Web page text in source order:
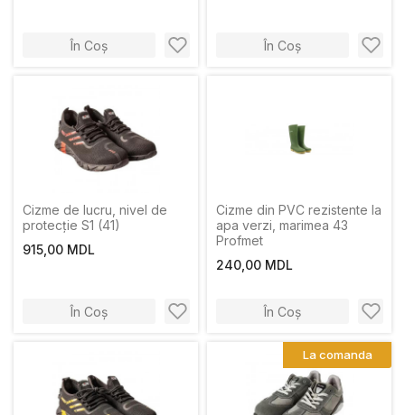
În Coș În Coș
Cizme de lucru, nivel de
protecție S1 (41)
915,00 MDL
În Coș
Cizme din PVC rezistente la
apa verzi, marimea 43
Profmet
240,00 MDL
În Coș
La comanda